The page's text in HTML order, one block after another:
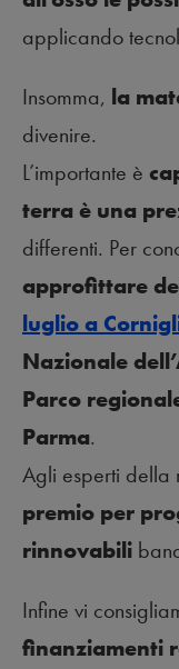
applicando
Insomma, la
divenire.
L’importante è
terra è una
differenti. Per
approfittare
luglio a
Nazionale
Parco
Parma.
Agli esperti della
premio per
rinnovabili
Infine vi
finanziamenti